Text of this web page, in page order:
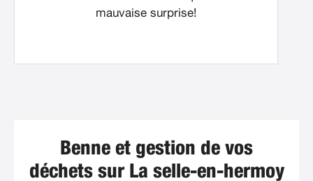
mauvaise surprise!
Benne et gestion de vos
déchets sur La selle-en-hermoy